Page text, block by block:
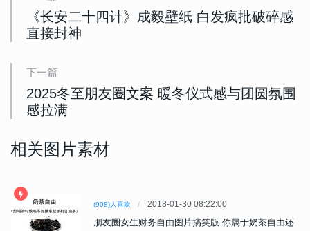
《长安二十四计》成毅壁纸 白发疯批破碎感
直接封神
下一篇
2025冬至朋友圈文案 暖冬仪式感与团圆氛围
感拉满
相关图片素材
(908)人喜欢 2018-01-30 08:22:00
朋友圈女生财务自由图片搞笑版 你属于奶茶自由还